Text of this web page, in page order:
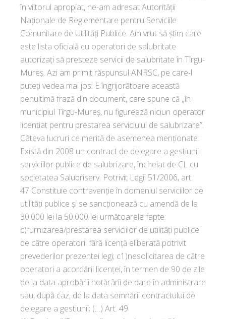
în viitorul apropiat, ne-am adresat Autorității
Naționale de Reglementare pentru Serviciile
Comunitare de Utilități Publice. Am vrut să știm care
este lista oficială cu operatori de salubritate
autorizați să presteze servicii de salubritate în Tîrgu-
Mureș. Azi am primit răspunsul ANRSC, pe care-l
puteți vedea mai jos: E îngrijorătoare această
penultimă frază din document, care spune că „în
municipiul Tîrgu-Mureș, nu figurează niciun operator
licențiat pentru prestarea serviciului de salubrizare”.
Câteva lucruri ce merită de asemenea menționate:
Există din 2008 un contract de delegare a gestiunii
serviciilor publice de salubrizare, încheiat de CL cu
societatea Salubriserv. Potrivit Legii 51/2006, art.
47 Constituie contravenţie în domeniul serviciilor de
utilităţi publice şi se sancţionează cu amendă de la
30.000 lei la 50.000 lei următoarele fapte:
c)furnizarea/prestarea serviciilor de utilităţi publice
de către operatorii fără licenţă eliberată potrivit
prevederilor prezentei legi; c1)nesolicitarea de către
operatori a acordării licenţei, în termen de 90 de zile
de la data aprobării hotărârii de dare în administrare
sau, după caz, de la data semnării contractului de
delegare a gestiunii; (…) Art. 49